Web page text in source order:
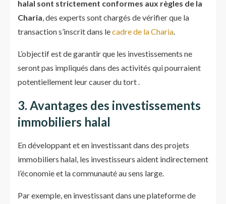
halal sont strictement conformes aux règles de la
Charia, des experts sont chargés de vérifier que la
transaction s’inscrit dans lecadre de la Charia.
L’objectif est de garantir que les investissements ne
seront pas impliqués dans des activités qui pourraient
potentiellement leur causer du tort .
3. Avantages des investissements
immobiliers halal
En développant et en investissant dans des projets
immobiliers halal, les investisseurs aident indirectement
l’économie et la communauté au sens large.
Par exemple, en investissant dans une plateforme de